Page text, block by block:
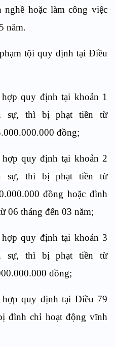
nghề hoặc làm công việc
năm.
tội quy định tại Điều
quy định tại khoản 1
sự, thì bị phạt tiền từ
đồng;
quy định tại khoản 2
sự, thì bị phạt tiền từ
đồng hoặc đình
06 tháng đến 03 năm;
quy định tại khoản 3
sự, thì bị phạt tiền từ
đồng;
hợp quy định tại Điều 79
đình chỉ hoạt động vĩnh